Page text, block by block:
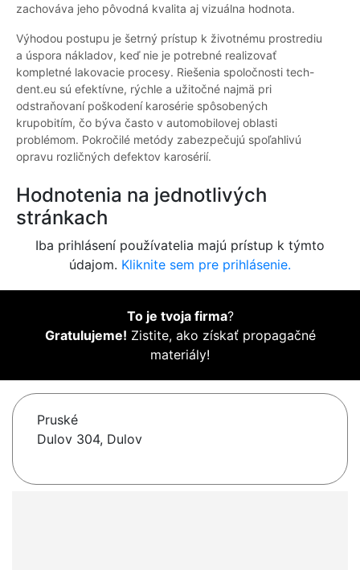
zachováva jeho pôvodná kvalita aj vizuálna hodnota.
Výhodou postupu je šetrný prístup k životnému prostrediu
a úspora nákladov, keď nie je potrebné realizovať
kompletné lakovacie procesy. Riešenia spoločnosti tech-
dent.eu sú efektívne, rýchle a užitočné najmä pri
odstraňovaní poškodení karosérie spôsobených
krupobitím, čo býva často v automobilovej oblasti
problémom. Pokročilé metódy zabezpečujú spoľahlivú
opravu rozličných defektov karosérií.
Hodnotenia na jednotlivých
stránkach
Iba prihlásení používatelia majú prístup k týmto
údajom. Kliknite sem pre prihlásenie.
To je tvoja firma?
Gratulujeme! Zistite, ako získať propagačné
materiály!
Pruské
Dulov 304, Dulov